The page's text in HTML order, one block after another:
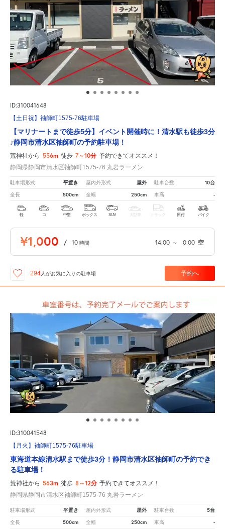
ID:310041648
【土日祝】袖師町1575-76駐車場
【マリナートまで徒歩5分】イベント開催時に！清水駅も徒歩3分
♪静岡市清水区袖師町の予約駐車場！
荒神社から 556m 徒歩 7～10分 予約できてオススメ！
静岡県静岡市清水区袖師町1575-76 丸岩ラーメン
駐車場形式 平置き 屋内外形式 屋外 駐車台数 10台
全長 500cm 全幅 250cm 車高 -
軽 コ 中型 ボックス SUV 大型車 トラック 原付 バイク
¥1,000 / 10 時間 14:00 ～ 0:00 空
294 人がお気に入りの駐車場 予約へ
ID:310041548
【月火】袖師町1575-76駐車場
東海道本線清水駅まで徒歩3分！静岡市清水区袖師町の予約でき
る駐車場！
荒神社から 563m 徒歩 8～12分 予約できてオススメ！
静岡県静岡市清水区袖師町1575-76 丸岩ラーメン
駐車場形式 平置き 屋内外形式 屋外 駐車台数 5台
全長 500cm 全幅 250cm 車高 -